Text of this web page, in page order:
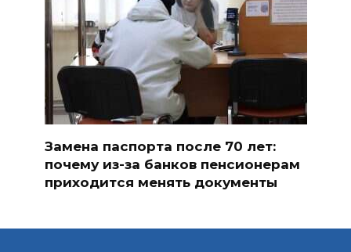
Замена паспорта после 70 лет:
почему из-за банков пенсионерам
приходится менять документы